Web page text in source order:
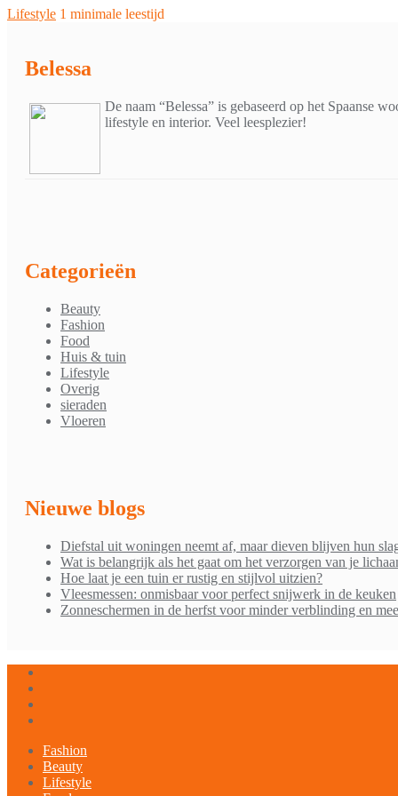
Lifestyle 1 minimale leestijd
Belessa
De naam “Belessa” is gebaseerd op het Spaanse
lifestyle en interior. Veel leesplezier!
Categorieën
Beauty
Fashion
Food
Huis & tuin
Lifestyle
Overig
sieraden
Vloeren
Nieuwe blogs
Diefstal uit woningen neemt af, maar dieven blijven hun
Wat is belangrijk als het gaat om het verzorgen van je
Hoe laat je een tuin er rustig en stijlvol uitzien?
Vleesmessen: onmisbaar voor perfect snijwerk in de keuken
Zonneschermen in de herfst voor minder verblinding en
Fashion
Beauty
Lifestyle